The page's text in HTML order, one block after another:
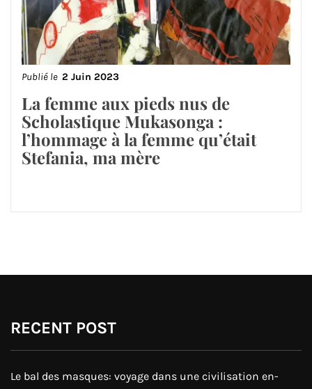
Publié le 2 Juin 2023
La femme aux pieds nus de
Scholastique Mukasonga :
l’hommage à la femme qu’était
Stefania, ma mère
RECENT POST
Le bal des masques: voyage dans une civilisation en-